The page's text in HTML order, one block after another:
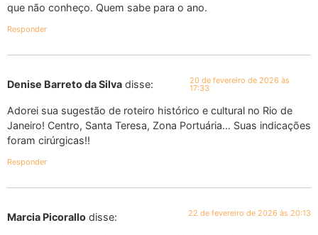
que não conheço. Quem sabe para o ano.
Responder
Denise Barreto da Silva disse: 20 de fevereiro de 2026 às
17:33
Adorei sua sugestão de roteiro histórico e cultural no Rio de
Janeiro! Centro, Santa Teresa, Zona Portuária… Suas indicações
foram cirúrgicas!!
Responder
Marcia Picorallo disse: 22 de fevereiro de 2026 às 20:13